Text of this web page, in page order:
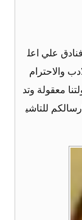
علي اعل
والاحترام
معقولة وتد
للتاشي